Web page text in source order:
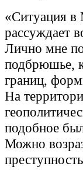
«Ситуация в
рассуждает
Лично мне
подбрюшье,
границ,
На
подобное
Можно